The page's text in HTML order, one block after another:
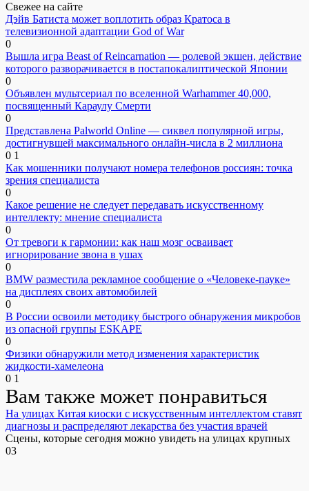
Свежее на сайте
Дэйв Батиста может воплотить образ Кратоса в
телевизионной адаптации God of War
0
Вышла игра Beast of Reincarnation — ролевой экшен, действие
которого разворачивается в постапокалиптической Японии
0
Объявлен мультсериал по вселенной Warhammer 40,000,
посвященный Караулу Смерти
0
Представлена Palworld Online — сиквел популярной игры,
достигнувшей максимального онлайн-числа в 2 миллиона
0 1
Как мошенники получают номера телефонов россиян: точка
зрения специалиста
0
Какое решение не следует передавать искусственному
интеллекту: мнение специалиста
0
От тревоги к гармонии: как наш мозг осваивает
игнорирование звона в ушах
0
BMW разместила рекламное сообщение о «Человеке-пауке»
на дисплеях своих автомобилей
0
В России освоили методику быстрого обнаружения микробов
из опасной группы ESKAPE
0
Физики обнаружили метод изменения характеристик
жидкости-хамелеона
0 1
Вам также может понравиться
На улицах Китая киоски с искусственным интеллектом ставят
диагнозы и распределяют лекарства без участия врачей
Сцены, которые сегодня можно увидеть на улицах крупных
03